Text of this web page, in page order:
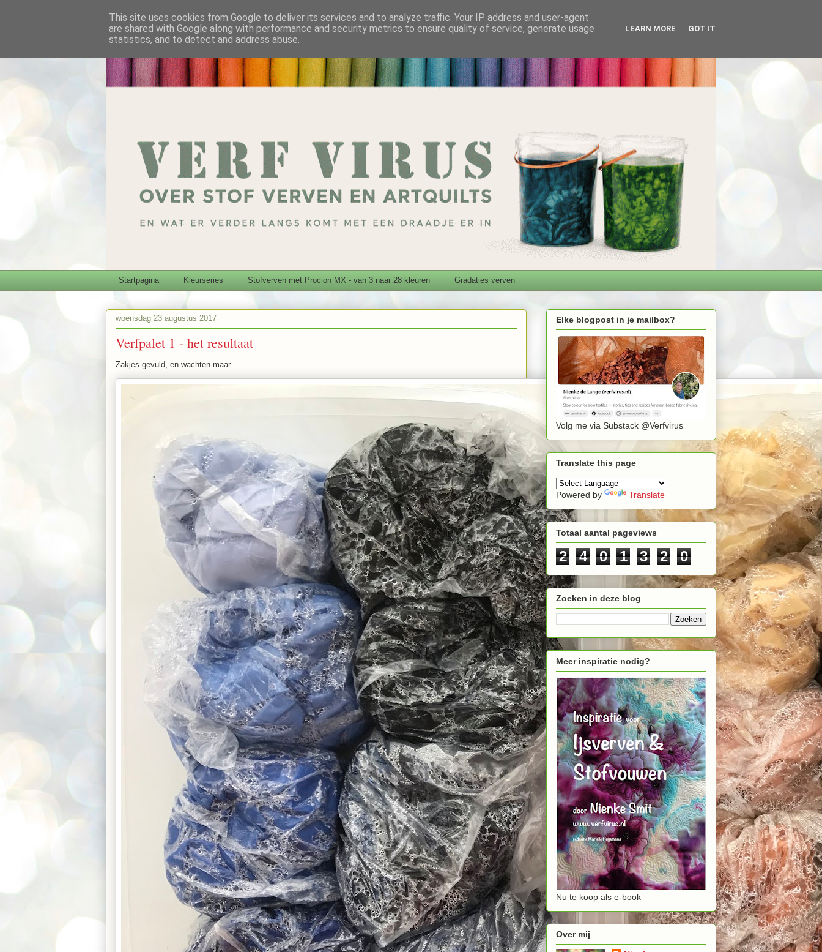
Startpagina Kleurseries Stofverven met Procion MX - van 3 naar 28 kleuren Gradaties verven
woensdag 23 augustus 2017
Verfpalet 1 - het resultaat
Zakjes gevuld, en wachten maar...
Elke blogpost in je mailbox?
Volg me via Substack @Verfvirus
Translate this page
Powered by Translate
Totaal aantal pageviews
2 4 0 1 3 2 0
Zoeken in deze blog
Meer inspiratie nodig?
Nu te koop als e-book
Over mij
This site uses cookies from Google to deliver its services and to analyze traffic. Your IP address and user-agent
are shared with Google along with performance and security metrics to ensure quality of service, generate usage
statistics, and to detect and address abuse.
LEARN MORE GOT IT